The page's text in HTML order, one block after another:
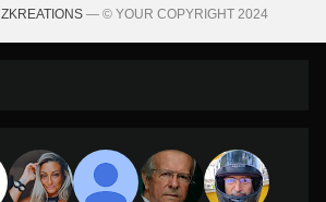
ZKREATIONS— © YOUR COPYRIGHT 2024